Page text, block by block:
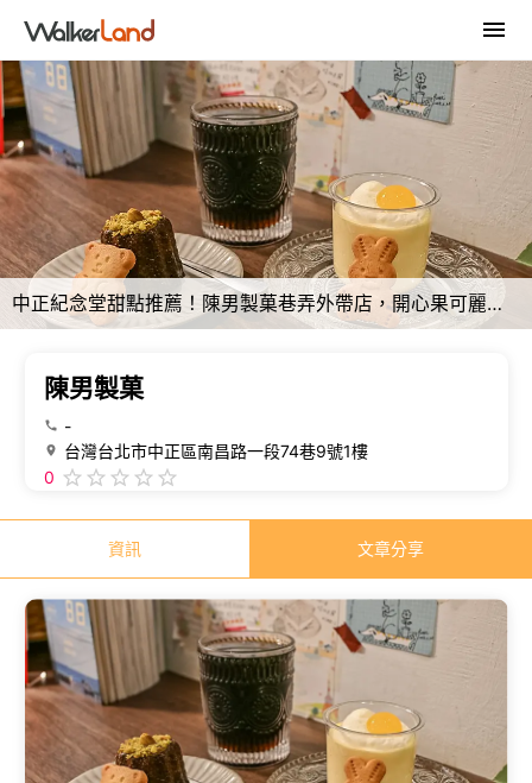
中正紀念堂甜點推薦！陳男製菓巷弄外帶店，開心果可麗露超療癒。
陳男製菓
-
台灣台北市中正區南昌路一段74巷9號1樓
0
資訊 文章分享